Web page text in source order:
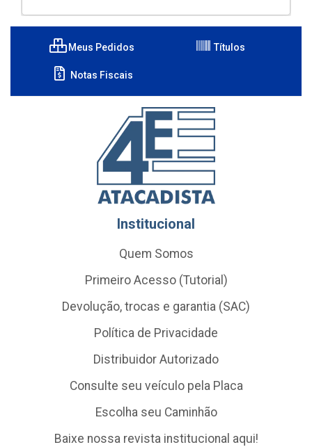
Meus Pedidos Títulos
Notas Fiscais
Institucional
Quem Somos
Primeiro Acesso (Tutorial)
Devolução, trocas e garantia (SAC)
Política de Privacidade
Distribuidor Autorizado
Consulte seu veículo pela Placa
Escolha seu Caminhão
Baixe nossa revista institucional aqui!